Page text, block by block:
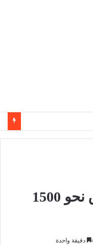
مسودة حماس.. إطلاق نحو 1500
دقيقة واحدة